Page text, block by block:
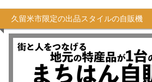
久留米市限定の出品スタイルの自販機